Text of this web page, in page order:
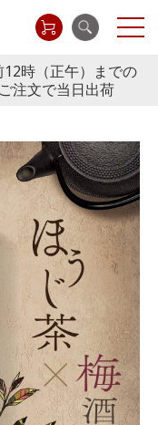
12時（正午）までの
ご注文で当日出荷